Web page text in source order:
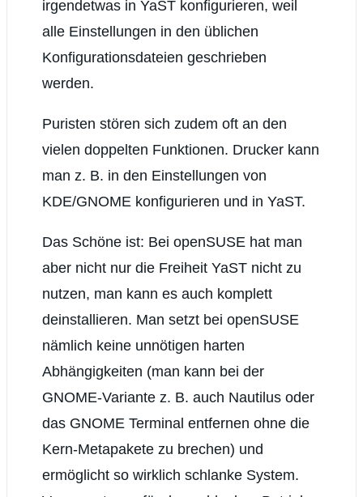
irgendetwas in YaST konfigurieren, weil
alle Einstellungen in den üblichen
Konfigurationsdateien geschrieben
werden.
Puristen stören sich zudem oft an den
vielen doppelten Funktionen. Drucker kann
man z. B. in den Einstellungen von
KDE/GNOME konfigurieren und in YaST.
Das Schöne ist: Bei openSUSE hat man
aber nicht nur die Freiheit YaST nicht zu
nutzen, man kann es auch komplett
deinstallieren. Man setzt bei openSUSE
nämlich keine unnötigen harten
Abhängigkeiten (man kann bei der
GNOME-Variante z. B. auch Nautilus oder
das GNOME Terminal entfernen ohne die
Kern-Metapakete zu brechen) und
ermöglicht so wirklich schlanke System.